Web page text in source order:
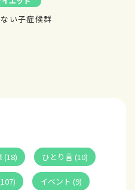
い子症候群
(18) ひとり言 (10)
イベント (9)